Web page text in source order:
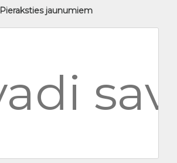
Pieraksties jaunumiem